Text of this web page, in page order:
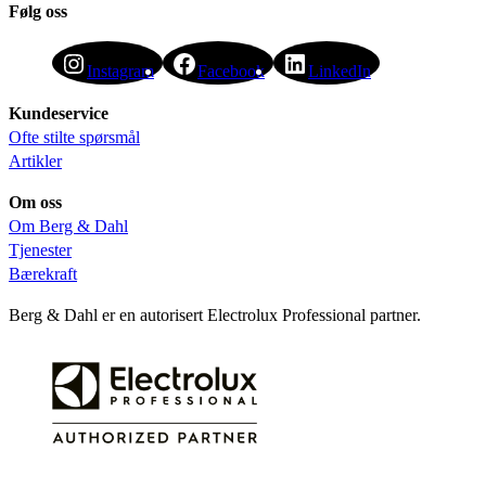
Følg oss
Instagram Facebook LinkedIn
Kundeservice
Ofte stilte spørsmål
Artikler
Om oss
Om Berg & Dahl
Tjenester
Bærekraft
Berg & Dahl er en autorisert Electrolux Professional partner.